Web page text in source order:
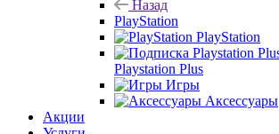
Назад
PlayStation
PlayStation
Playstation Plus
Игры
Аксессуары
Акции